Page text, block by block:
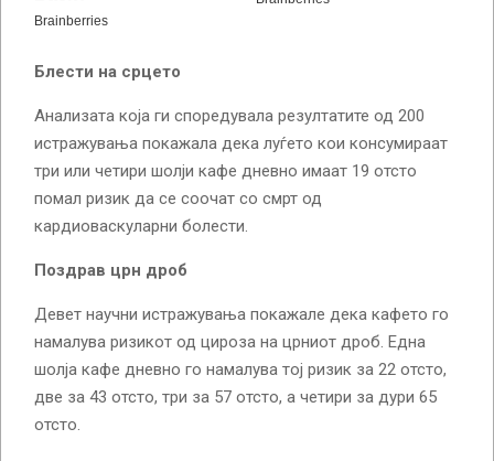
Блести на срцето
Анализата која ги споредувала резултатите од 200
истражувања покажала дека луѓето кои консумираат
три или четири шолји кафе дневно имаат 19 отсто
помал ризик да се соочат со смрт од
кардиоваскуларни болести.
Поздрав црн дроб
Девет научни истражувања покажале дека кафето го
намалува ризикот од цироза на црниот дроб. Една
шолја кафе дневно го намалува тој ризик за 22 отсто,
две за 43 отсто, три за 57 отсто, а четири за дури 65
отсто.